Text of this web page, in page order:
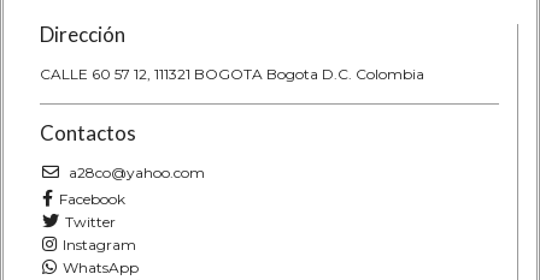
Dirección
CALLE 60 57 12, 111321 BOGOTA Bogota D.C. Colombia
Contactos
a28co@yahoo.com
Facebook
Twitter
Instagram
WhatsApp